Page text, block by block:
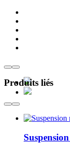
Produits liés